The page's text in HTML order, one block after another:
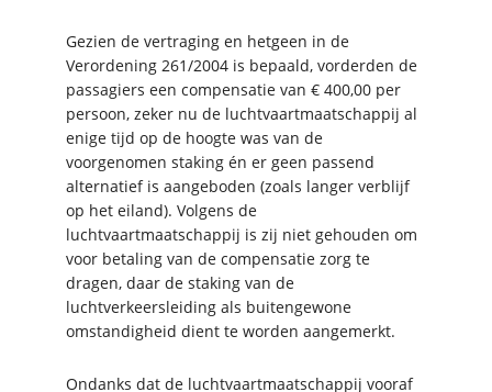
Gezien de vertraging en hetgeen in de
Verordening 261/2004 is bepaald, vorderden de
passagiers een compensatie van € 400,00 per
persoon, zeker nu de luchtvaartmaatschappij al
enige tijd op de hoogte was van de
voorgenomen staking én er geen passend
alternatief is aangeboden (zoals langer verblijf
op het eiland). Volgens de
luchtvaartmaatschappij is zij niet gehouden om
voor betaling van de compensatie zorg te
dragen, daar de staking van de
luchtverkeersleiding als buitengewone
omstandigheid dient te worden aangemerkt.
Ondanks dat de luchtvaartmaatschappij vooraf